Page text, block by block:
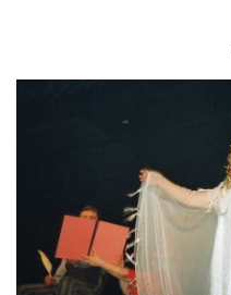
KDY, KDE A CO HRAJEME
HRY OD ROKU 1973